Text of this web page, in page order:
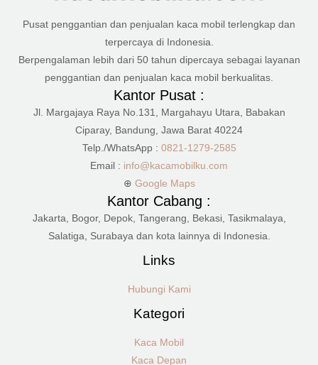
Pusat penggantian dan penjualan kaca mobil terlengkap dan
terpercaya di Indonesia.
Berpengalaman lebih dari 50 tahun dipercaya sebagai layanan
penggantian dan penjualan kaca mobil berkualitas.
Kantor Pusat :
Jl. Margajaya Raya No.131, Margahayu Utara, Babakan
Ciparay, Bandung, Jawa Barat 40224
Telp./WhatsApp : 0821-1279-2585
Email : info@kacamobilku.com
⊕ Google Maps
Kantor Cabang :
Jakarta, Bogor, Depok, Tangerang, Bekasi, Tasikmalaya,
Salatiga, Surabaya dan kota lainnya di Indonesia.
Links
Hubungi Kami
Kategori
Kaca Mobil
Kaca Depan